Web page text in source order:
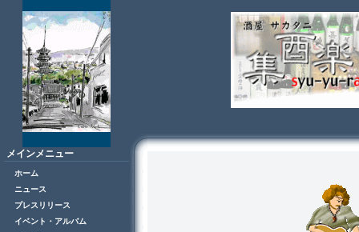
メインメニュー
ホーム
ニュース
プレスリリース
イベント・アルバム